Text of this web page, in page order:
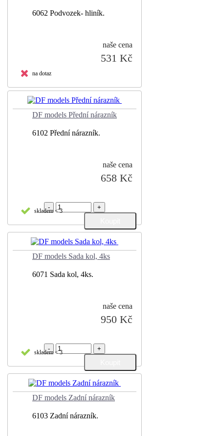
6062 Podvozek- hliník.
naše cena
531 Kč
na dotaz
DF models Přední nárazník
6102 Přední nárazník.
naše cena
658 Kč
skladem < 3
- +
DF models Sada kol, 4ks
6071 Sada kol, 4ks.
naše cena
950 Kč
skladem < 3
- +
DF models Zadní nárazník
6103 Zadní nárazník.